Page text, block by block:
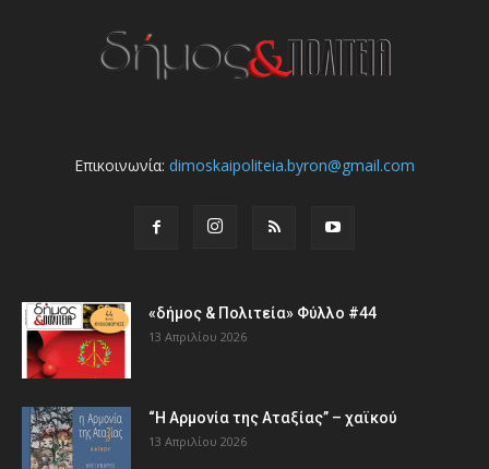
Επικοινωνία: dimoskaipoliteia.byron@gmail.com
«δήμος & Πολιτεία» Φύλλο #44
13 Απριλίου 2026
“Η Αρμονία της Αταξίας” – χαϊκού
13 Απριλίου 2026